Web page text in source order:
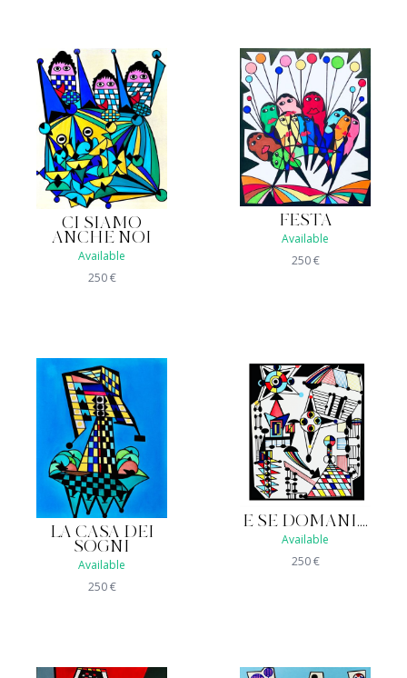
CI SIAMO
ANCHE NOI
Available
250€
FESTA
Available
250€
LA CASA DEI
SOGNI
Available
250€
E SE DOMANI....
Available
250€